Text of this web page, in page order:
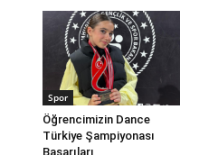
Spor
Öğrencimizin Dance
Türkiye Şampiyonası
Başarıları